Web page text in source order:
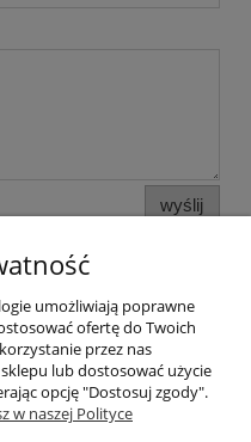
wyślij
umożliwiają poprawne
ofertę do Twoich
przez nas
lub dostosować użycie
opcję "Dostosuj zgody".
w naszej Polityce